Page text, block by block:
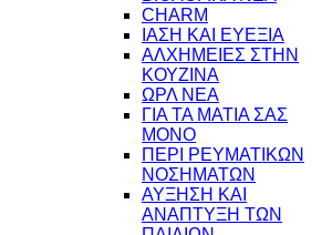
CHARM
ΙΑΣΗ ΚΑΙ ΕΥΕΞΙΑ
ΑΛΧΗΜΕΙΕΣ ΣΤΗΝ
ΚΟΥΖΙΝΑ
ΩΡΛ ΝEA
ΓΙΑ ΤΑ ΜΑΤΙΑ ΣΑΣ
ΜΟΝΟ
ΠΕΡΙ ΡΕΥΜΑΤΙΚΩΝ
ΝΟΣΗΜΑΤΩΝ
ΑΥΞΗΣΗ ΚΑΙ
ΑΝΑΠΤΥΞΗ ΤΩΝ